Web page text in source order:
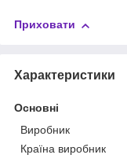
Приховати
Характеристики
Основні
Виробник
Країна виробник